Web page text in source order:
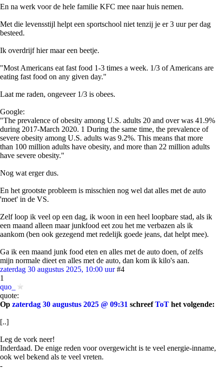
En na werk voor de hele familie KFC mee naar huis nemen.
Met die levensstijl helpt een sportschool niet tenzij je er 3 uur per dag
besteed.
Ik overdrijf hier maar een beetje.
"Most Americans eat fast food 1-3 times a week. 1/3 of Americans are
eating fast food on any given day."
Laat me raden, ongeveer 1/3 is obees.
Google:
"The prevalence of obesity among U.S. adults 20 and over was 41.9%
during 2017-March 2020. 1 During the same time, the prevalence of
severe obesity among U.S. adults was 9.2%. This means that more
than 100 million adults have obesity, and more than 22 million adults
have severe obesity."
Nog wat erger dus.
En het grootste probleem is misschien nog wel dat alles met de auto
'moet' in de VS.
Zelf loop ik veel op een dag, ik woon in een heel loopbare stad, als ik
een maand alleen maar junkfood eet zou het me verbazen als ik
aankom (ben ook gezegend met redelijk goede jeans, dat helpt mee).
Ga ik een maand junk food eten en alles met de auto doen, of zelfs
mijn normale dieet en alles met de auto, dan kom ik kilo's aan.
zaterdag 30 augustus 2025, 10:00 uur #4
1
quo_
quote:
Op zaterdag 30 augustus 2025 @ 09:31 schreefToT het volgende:
[..]
Leg de vork neer!
Inderdaad. De enige reden voor overgewicht is te veel energie-inname,
ook wel bekend als te veel vreten.
-